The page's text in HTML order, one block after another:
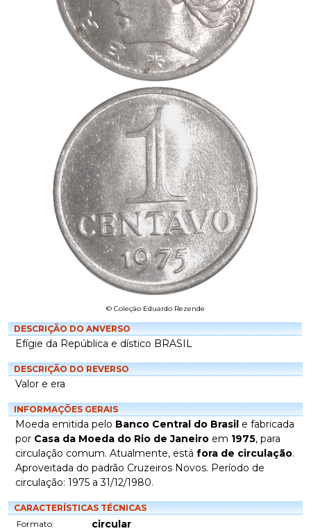
© Coleção Eduardo Rezende
DESCRIÇÃO DO ANVERSO
Efígie da República e dístico BRASIL
DESCRIÇÃO DO REVERSO
Valor e era
INFORMAÇÕES GERAIS
Moeda emitida pelo Banco Central do Brasil e fabricada
por Casa da Moeda do Rio de Janeiro em 1975, para
circulação comum. Atualmente, está fora de circulação.
Aproveitada do padrão Cruzeiros Novos. Período de
circulação: 1975 a 31/12/1980.
CARACTERÍSTICAS TÉCNICAS
Formato:
circular